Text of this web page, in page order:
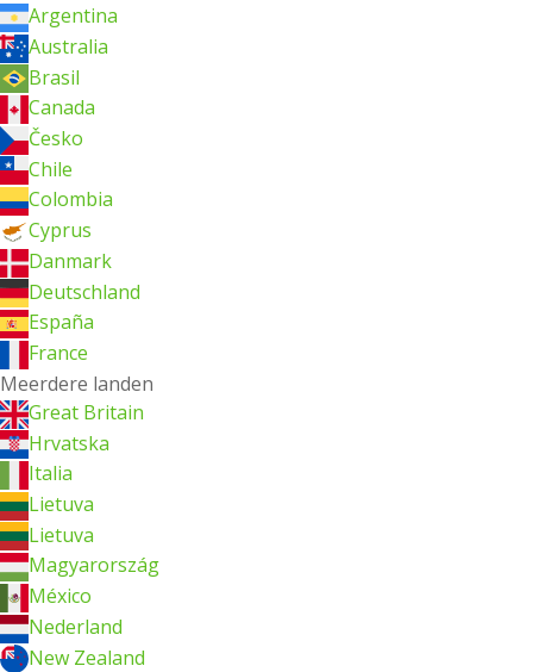
Argentina
Australia
Brasil
Canada
Česko
Chile
Colombia
Cyprus
Danmark
Deutschland
España
France
Meerdere landen
Great Britain
Hrvatska
Italia
Lietuva
Lietuva
Magyarország
México
Nederland
New Zealand